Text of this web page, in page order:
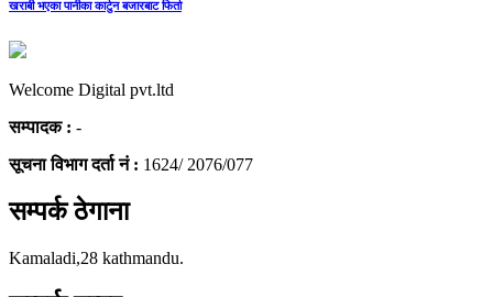
खराबी भएका पानीका कार्टुन बजारबाट फिर्ता
Welcome Digital pvt.ltd
सम्पादक : -
सूचना विभाग दर्ता नं : 1624/ 2076/077
सम्पर्क ठेगाना
Kamaladi,28 kathmandu.